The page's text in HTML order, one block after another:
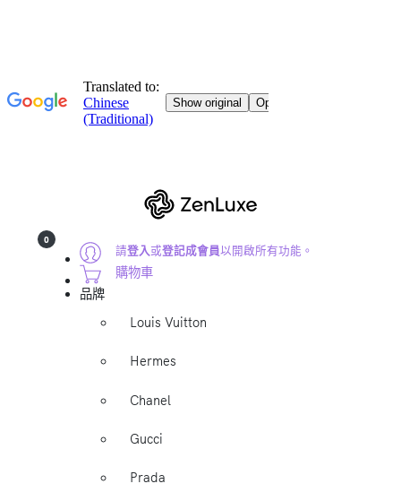
請登入或登記成會員以開啟所有功能。
0
購物車
品牌
Louis Vuitton
Hermes
Chanel
Gucci
Prada